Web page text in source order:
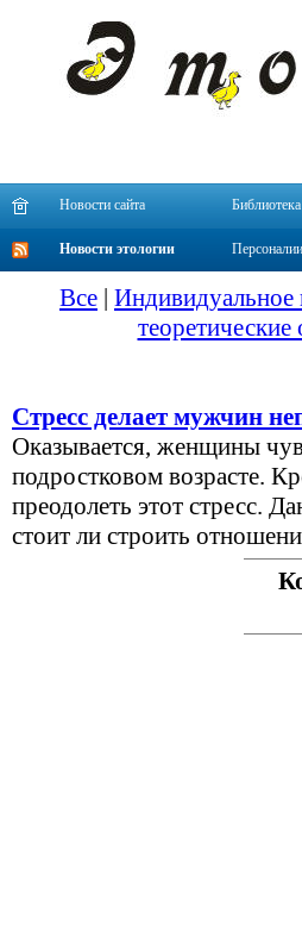
Новости сайта Библиотека
Новости этологии Персоналии
Все | Индивидуальное
Cтресс делает мужчин
Оказывается, женщины
подростковом возрасте.
преодолеть этот стресс.
стоит ли строить